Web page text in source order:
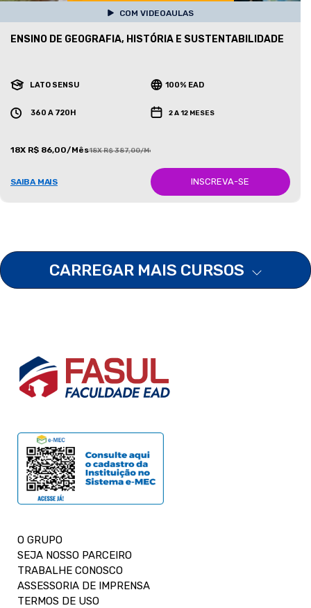
COM VIDEOAULAS
ENSINO DE GEOGRAFIA, HISTÓRIA E SUSTENTABILIDADE
LATO SENSU 100% EAD
360 A 720H 2 A 12 MESES
18X R$ 86,00/Mês18X R$ 387,00/Mês
SAIBA MAIS INSCREVA-SE
CARREGAR MAIS CURSOS
O GRUPO
SEJA NOSSO PARCEIRO
TRABALHE CONOSCO
ASSESSORIA DE IMPRENSA
TERMOS DE USO